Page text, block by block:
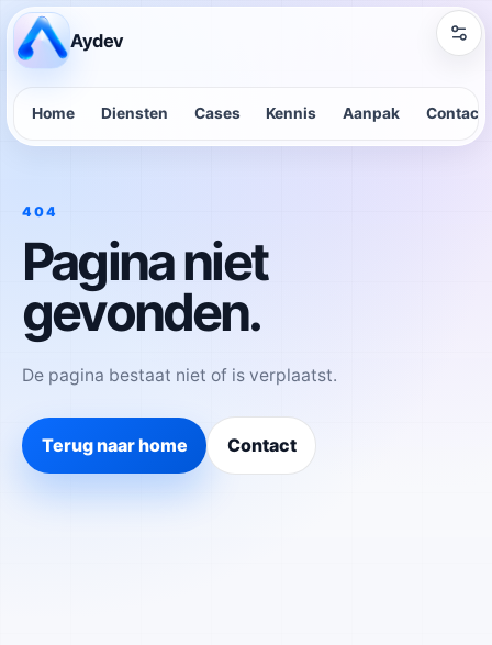
Aydev
Home Diensten Cases Kennis Aanpak Contact
404
Pagina niet
gevonden.
De pagina bestaat niet of is verplaatst.
Terug naar home Contact